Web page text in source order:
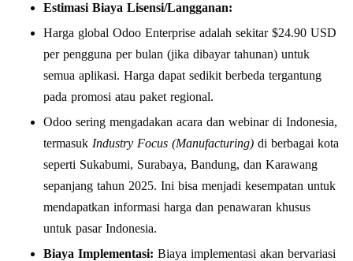
Estimasi Biaya Lisensi/Langganan:
Harga global Odoo Enterprise adalah sekitar $24.90 USD
per pengguna per bulan (jika dibayar tahunan) untuk
semua aplikasi. Harga dapat sedikit berbeda tergantung
pada promosi atau paket regional.
Odoo sering mengadakan acara dan webinar di Indonesia,
termasuk Industry Focus (Manufacturing) di berbagai kota
seperti Sukabumi, Surabaya, Bandung, dan Karawang
sepanjang tahun 2025. Ini bisa menjadi kesempatan untuk
mendapatkan informasi harga dan penawaran khusus
untuk pasar Indonesia.
Biaya Implementasi: Biaya implementasi akan bervariasi